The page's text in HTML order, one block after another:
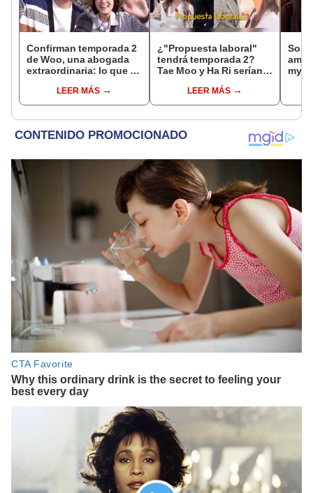
Confirman temporada 2
de Woo, una abogada
extraordinaria: lo que se
LEER MÁS
¿"Propuesta laboral"
tendrá temporada 2?
Tae Moo y Ha Ri serían
según fansLEER MÁS
So
my